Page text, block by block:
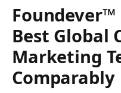
Best Global
Marketing
Comparably